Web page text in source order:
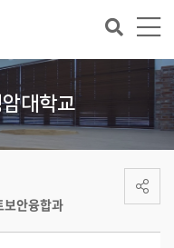
대학교
보안융합과